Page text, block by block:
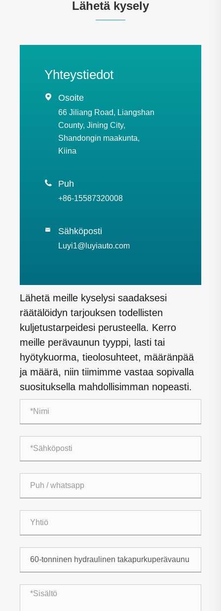
Lähetä kysely
Yhteystiedot
 Osoite
66 Jiliang Road, Liangshan
County, Jining City,
Shandongin maakunta,
Kiina
 Puh
+86-15587320008
 Sähköposti
Luyi1@luyiauto.com
Lähetä meille kyselysi saadaksesi
räätälöidyn tarjouksen todellisten
kuljetustarpeidesi perusteella. Kerro
meille perävaunun tyyppi, lasti tai
hyötykuorma, tieolosuhteet, määränpää
ja määrä, niin tiimimme vastaa sopivalla
suosituksella mahdollisimman nopeasti.